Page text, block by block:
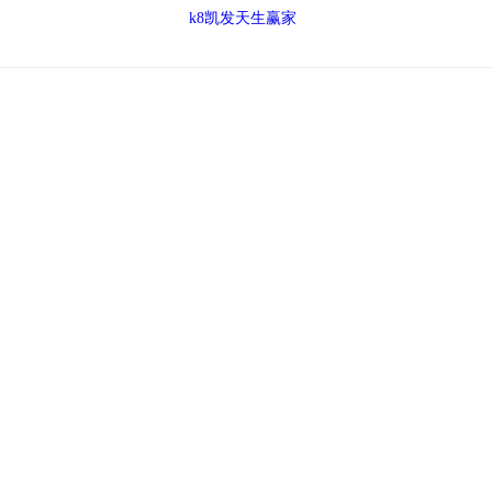
k8凯发天生赢家